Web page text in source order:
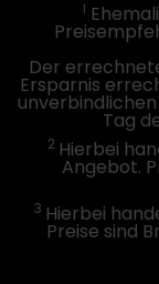
1
Der
Ersparnis
Tag
2 Hierbei
Angebot.
3 Hierbei
Preise sind